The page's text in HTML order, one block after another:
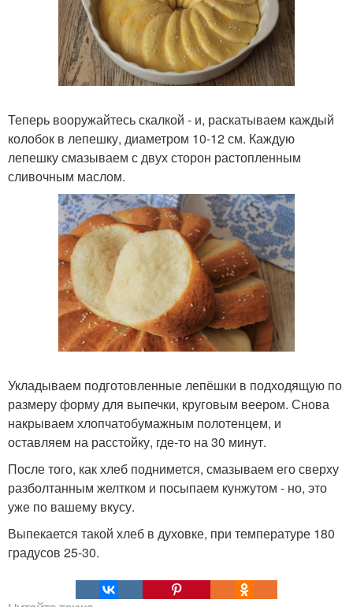
Теперь вооружайтесь скалкой - и, раскатываем каждый
колобок в лепешку, диаметром 10-12 см. Каждую
лепешку смазываем с двух сторон растопленным
сливочным маслом.
Укладываем подготовленные лепёшки в подходящую по
размеру форму для выпечки, круговым веером. Снова
накрываем хлопчатобумажным полотенцем, и
оставляем на расстойку, где-то на 30 минут.
После того, как хлеб поднимется, смазываем его сверху
разболтанным желтком и посыпаем кунжутом - но, это
уже по вашему вкусу.
Выпекается такой хлеб в духовке, при температуре 180
градусов 25-30.